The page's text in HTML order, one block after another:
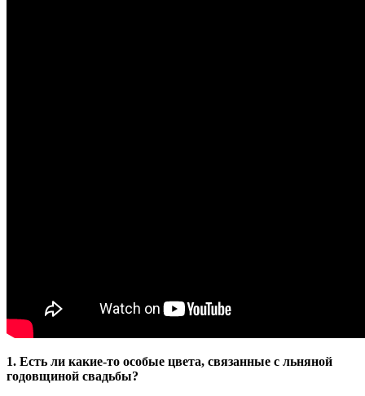
1. Есть ли какие-то особые цвета, связанные с льняной
годовщиной свадьбы?